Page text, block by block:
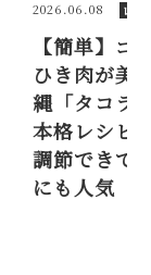
2026.03.21 レシ
【専門店】
まで堪能「
フォンデュ
レシピ。お
具材、アレ
解説